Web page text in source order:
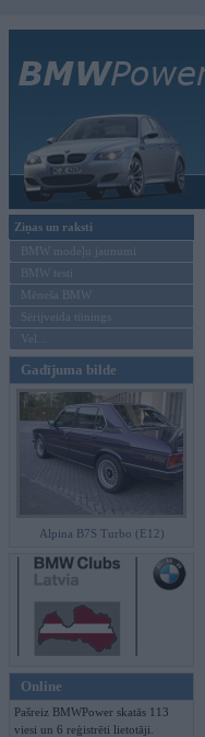
Ziņas un raksti
BMW modeļu jaunumi
BMW testi
Mēneša BMW
Sērijveida tūnings
Vel...
Gadījuma bilde
Alpina B7S Turbo (E12)
Online
Pašreiz BMWPower skatās 113
viesi un 6 reģistrēti lietotāji.